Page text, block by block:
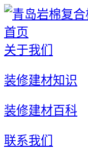
首页
关于我们
装修建材知识
装修建材百科
联系我们